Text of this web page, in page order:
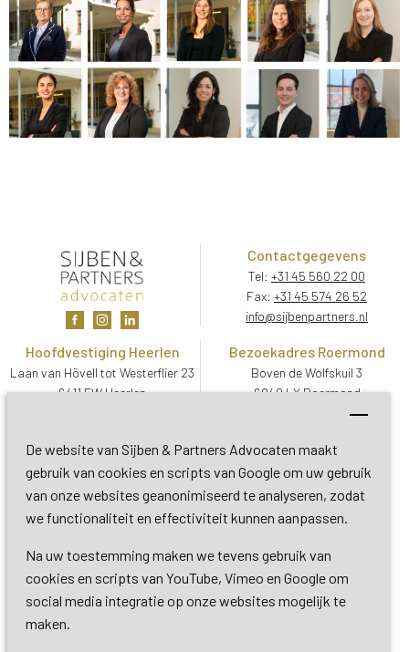
De website van Sijben & Partners Advocaten maakt
gebruik van cookies en scripts van Google om uw gebruik
van onze websites geanonimiseerd te analyseren, zodat
we functionaliteit en effectiviteit kunnen aanpassen.
Na uw toestemming maken we tevens gebruik van
cookies en scripts van YouTube, Vimeo en Google om
social media integratie op onze websites mogelijk te
maken.
Contactgegevens
Tel: +31 45 560 22 00
Fax: +31 45 574 26 52
info@sijbenpartners.nl
Hoofdvestiging Heerlen
Laan van Hövell tot Westerflier 23
6411 EW Heerlen
Bezoekadres Roermond
Boven de Wolfskuil 3
6049 LX Roermond
Routebeschrijving
Bezoekadres De Bilt
Soestdijkseweg Zuid 13
3732 HC De Bilt (Utrecht)
Copyright 2026 © Sijben & Partners